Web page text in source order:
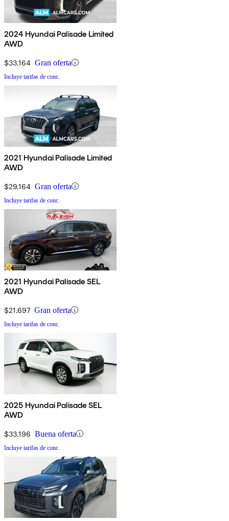
2024 Hyundai Palisade Limited
AWD
$33,164 Gran oferta
Incluye tarifas de conc.
2021 Hyundai Palisade Limited
AWD
$29,164 Gran oferta
Incluye tarifas de conc.
2021 Hyundai Palisade SEL
AWD
$21,697 Gran oferta
Incluye tarifas de conc.
2025 Hyundai Palisade SEL
AWD
$33,196 Buena oferta
Incluye tarifas de conc.